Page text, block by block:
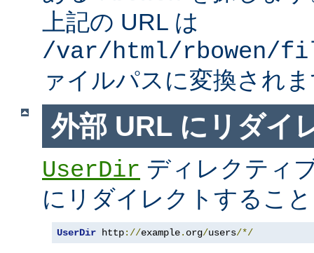
上記の URL は
/var/html/rbowen/
ァイルパスに変換され
外部 URL にリダイ
UserDir ディレクティ
にリダイレクトするこ
UserDir http://example. org/users/*/